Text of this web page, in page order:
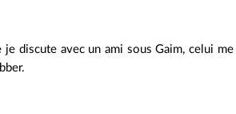
discute avec un ami sous Gaim, celui